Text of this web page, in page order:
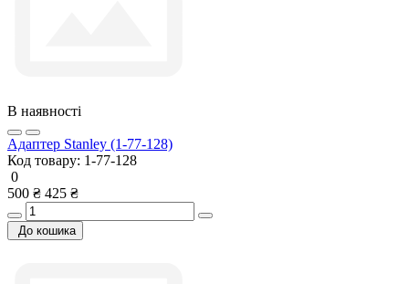
В наявності
Адаптер Stanley (1-77-128)
Код товару: 1-77-128
0
500 ₴ 425 ₴
До кошика